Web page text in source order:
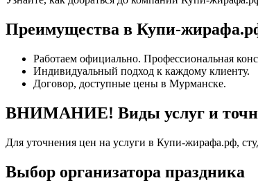
Преимущества в Купи-
Работаем официально. Профессиональная
Индивидуальный подход к каждому клиенту.
Договор, доступные цены в Мурманске.
ВНИМАНИЕ! Виды услуг и
Для уточнения цен на услуги в Купи-жирафа.рф,
Выбор организатора праздника